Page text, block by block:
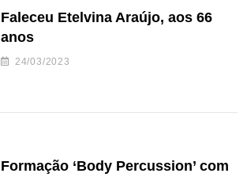
Faleceu Etelvina Araújo, aos 66
anos
24/03/2023
Formação ‘Body Percussion’ com